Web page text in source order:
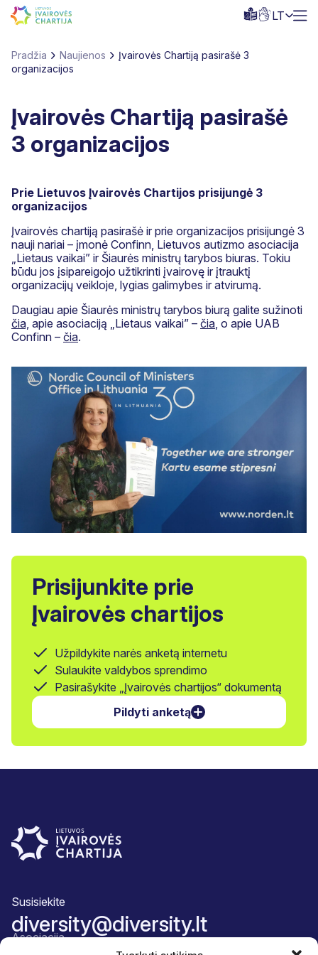
LT
Pradžia Naujienos
Įvairovės Chartiją pasirašė 3
organizacijos
Įvairovės Chartiją pasirašė
3 organizacijos
Prie Lietuvos Įvairovės Chartijos prisijungė 3
organizacijos
Įvairovės chartiją pasirašė ir prie organizacijos prisijungė 3
nauji nariai – įmonė Confinn, Lietuvos autizmo asociacija
„Lietaus vaikai” ir Šiaurės ministrų tarybos biuras. Tokiu
būdu jos įsipareigojo užtikrinti įvairovę ir įtrauktį
organizacijų veikloje, lygias galimybes ir atvirumą.
Daugiau apie Šiaurės ministrų tarybos biurą galite sužinoti
čia, apie asociaciją „Lietaus vaikai” – čia, o apie UAB
Confinn – čia.
Prisijunkite prie
Įvairovės chartijos
Užpildykite narės anketą internetu
Sulaukite valdybos sprendimo
Pasirašykite „Įvairovės chartijos“ dokumentą
Pildyti anketą
Susisiekite
diversity@diversity.lt
Asociacija